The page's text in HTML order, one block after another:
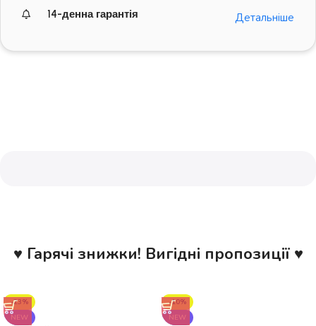
14-денна гарантія Детальніше
♥ Гарячі знижки! Вигідні пропозиції ♥
-23%
NEW
-10%
NEW